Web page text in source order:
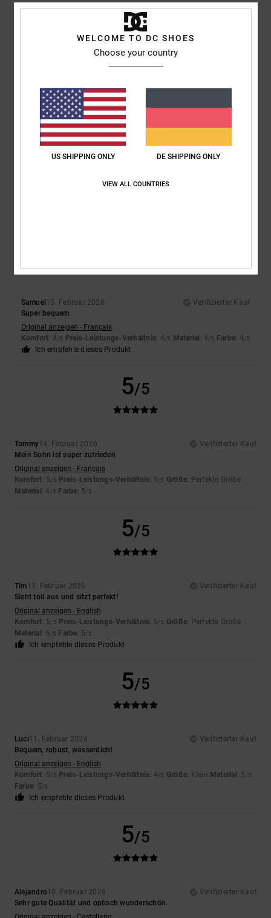
Sehr gut verarbeitete und hochwertige Schuhe
Preis-Leistungs-Verhältnis
: 5
Ich empfehle dieses Produkt
5 /5
Sie sind bequem, schön und von guter Qualität
Preis-Leistungs-Verhältnis: 4/5 Größe
Samuel 15. Februar 2026
Verifizierter Kauf
Super bequem
Original anzeigen - Français
Komfort: 4/5 Preis-Leistungs-Verhältnis: 4/5 Material : 4/5 Farbe: 4/5
Ich empfehle dieses Produkt
5/5
Tommy14. Februar 2026
Verifizierter Kauf
Mein Sohn ist super zufrieden
Original anzeigen - Français
Komfort: 5/5 Preis-Leistungs-Verhältnis: 5/5 Größe: Perfekte Größe
Material : 4 /5 Farbe: 5/5
5/5
Tim13. Februar 2026
Verifizierter Kauf
Sieht toll aus und sitzt perfekt!
Original anzeigen - English
Komfort: 5/5 Preis-Leistungs-Verhältnis: 5/5 Größe: Perfekte Größe
Material : 5 /5 Farbe: 5/5
Ich empfehle dieses Produkt
5/5
Luci11. Februar 2026
Verifizierter Kauf
Bequem, robust, wasserdicht
Original anzeigen - English
Komfort: 5/5 Preis-Leistungs-Verhältnis: 4/5 Größe: Klein Material : 5 /5
Farbe: 5/5
Ich empfehle dieses Produkt
5/5
Alejandro10. Februar 2026
Verifizierter Kauf
Sehr gute Qualität und optisch wunderschön.
WELCOME TO DC SHOES
Choose your country
US SHIPPING ONLY DE SHIPPING ONLY
VIEW ALL COUNTRIES